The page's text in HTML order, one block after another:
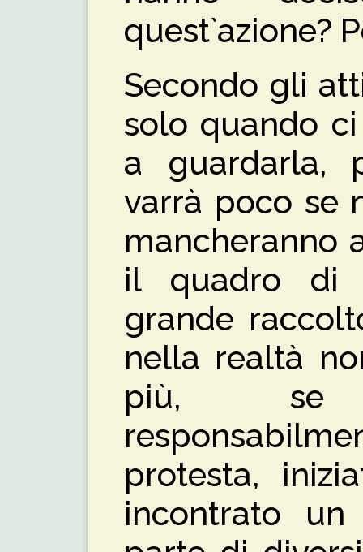
quest`azione?
Secondo gli
solo quando
a guardarla,
varrà poco se
mancheranno
il quadro di
grande
nella realtà
più, se
protesta,
incontrato